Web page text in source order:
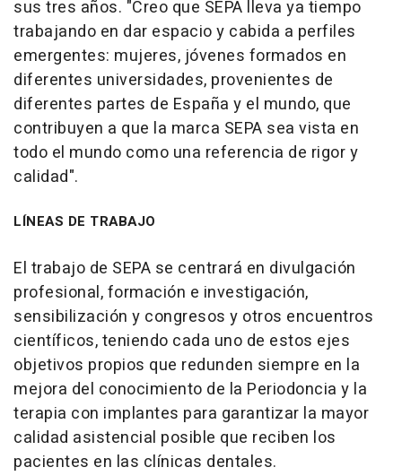
sus tres años. "Creo que SEPA lleva ya tiempo
trabajando en dar espacio y cabida a perfiles
emergentes: mujeres, jóvenes formados en
diferentes universidades, provenientes de
diferentes partes de España y el mundo, que
contribuyen a que la marca SEPA sea vista en
todo el mundo como una referencia de rigor y
calidad".
LÍNEAS DE TRABAJO
El trabajo de SEPA se centrará en divulgación
profesional, formación e investigación,
sensibilización y congresos y otros encuentros
científicos, teniendo cada uno de estos ejes
objetivos propios que redunden siempre en la
mejora del conocimiento de la Periodoncia y la
terapia con implantes para garantizar la mayor
calidad asistencial posible que reciben los
pacientes en las clínicas dentales.